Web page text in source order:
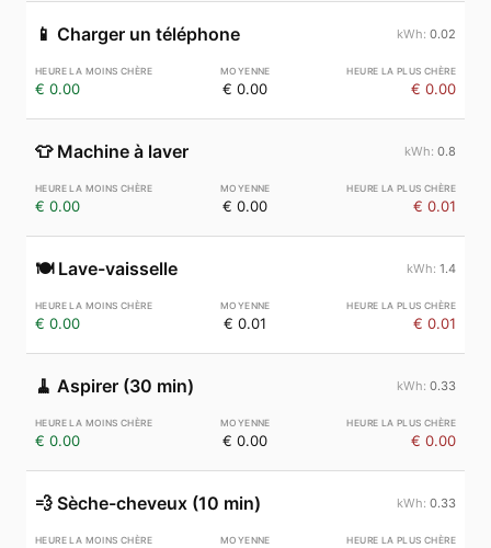
📱 Charger un téléphone 0.02
€ 0.00 € 0.00 € 0.00
👕 Machine à laver 0.8
€ 0.00 € 0.00 € 0.01
🍽️ Lave-vaisselle 1.4
€ 0.00 € 0.01 € 0.01
🧹 Aspirer (30 min) 0.33
€ 0.00 € 0.00 € 0.00
💨 Sèche-cheveux (10 min) 0.33